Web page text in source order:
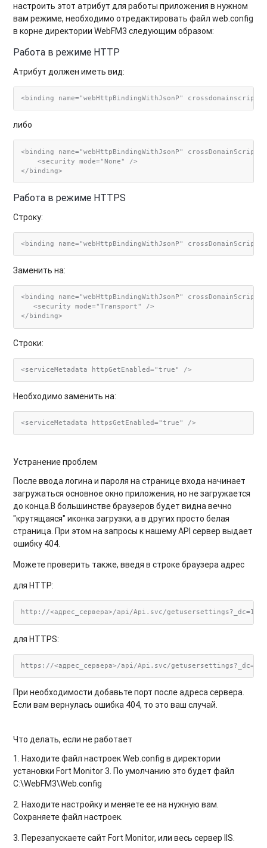
настроить этот атрибут для работы приложения в нужном
вам режиме, необходимо отредактировать файл web.config
в корне директории WebFM3 следующим образом:
Работа в режиме HTTP
Атрибут должен иметь вид:
либо
<binding name="webHttpBindingWithJsonP"
    <security mode="None" />
</binding>
Работа в режиме HTTPS
Строку:
Заменить на:
<binding name="webHttpBindingWithJsonP"
   <security mode="Transport" />
Строки:
Необходимо заменить на:
Устранение проблем
После ввода логина и пароля на странице входа начинает
загружаться основное окно приложения, но не загружается
до конца.В большинстве браузеров будет видна вечно
"крутящаяся" иконка загрузки, а в других просто белая
страница. При этом на запросы к нашему API сервер выдает
ошибку 404.
Можете проверить также, введя в строке браузера адрес
для HTTP:
для HTTPS:
https://<адрес_сервера>/api/Api.svc/getusersettings?_dc=1
При необходимости добавьте порт после адреса сервера.
Если вам вернулась ошибка 404, то это ваш случай.
Что делать, если не работает
1. Находите файл настроек Web.config в директории
установки Fort Monitor 3. По умолчанию это будет файл
C:\WebFM3\Web.config
2. Находите настройку и меняете ее на нужную вам.
Сохраняете файл настроек.
3. Перезапускаете сайт Fort Monitor, или весь сервер IIS.